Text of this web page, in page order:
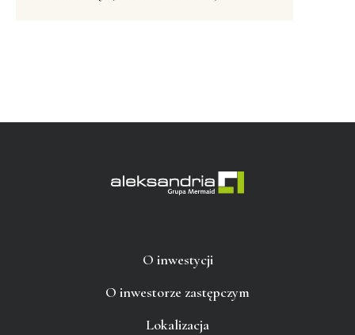
O inwestycji
O inwestorze zastępczym
Lokalizacja